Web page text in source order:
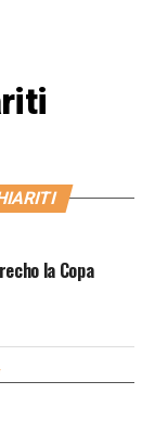
la Copa